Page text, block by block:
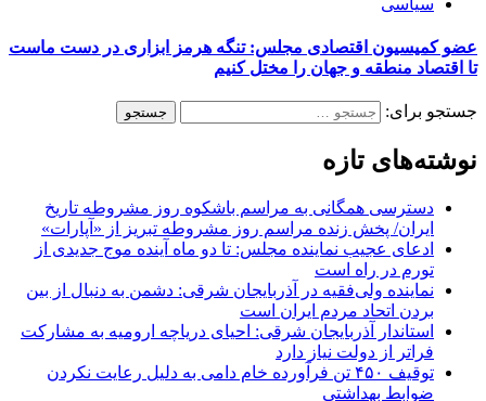
عضو کمیسیون اقتصادی مجلس: تنگه هرمز ابزاری در دست ماست
تا اقتصاد منطقه و جهان را مختل کنیم
جستجو برای:
نوشته‌های تازه
دسترسی همگانی به مراسم باشکوه روز مشروطه تاریخ
ایران/ پخش زنده مراسم روز مشروطه تبریز از «آپارات»
ادعای عجیب نماینده مجلس: تا دو ماه آینده موج جدیدی از
تورم در راه است
نماینده ولی‌فقیه در آذربایجان شرقی: دشمن به دنبال از بین
بردن اتحاد مردم ایران است
استاندار آذربایجان شرقی: احیای دریاچه ارومیه به مشارکت
فراتر از دولت نیاز دارد
توقیف ۴۵۰ تن فرآورده خام دامی به دلیل رعایت نکردن
ضوابط بهداشتی